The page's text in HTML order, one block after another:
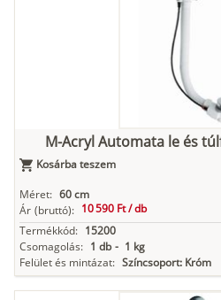
M-Acryl Automata le és
Kosárba teszem
Méret: 60 cm
Ár (bruttó): 10 590 Ft /db
Termékkód: 15200
Csomagolás: 1 db - 1 kg
Felület és mintázat: Színcsoport: Króm